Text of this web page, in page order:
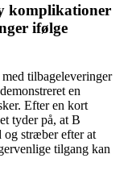
komplikationer
ifølge
tilbageleveringer
en
Efter en kort
tyder på, at B
stræber efter at
tilgang kan